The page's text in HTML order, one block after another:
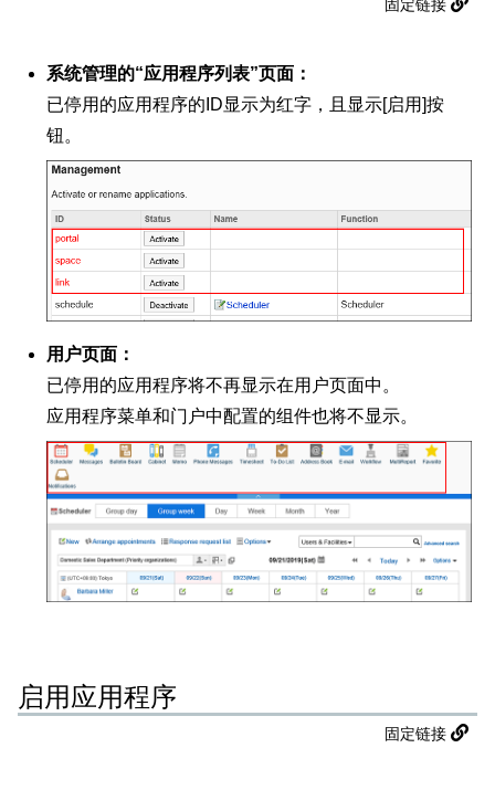
固定链接
系统管理的“应用程序列表”页面：
已停用的应用程序的ID显示为红字，且显示[启用]按
钮。
用户页面：
已停用的应用程序将不再显示在用户页面中。
应用程序菜单和门户中配置的组件也将不显示。
启用应用程序
固定链接